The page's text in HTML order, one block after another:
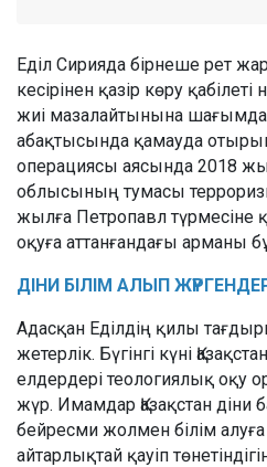
Еділ Сирияда бірнеше рет
кесірінен қазір көру
жиі мазалайтынына
абақтысында қамауда
операциясы аясында 2018
облысының тумасы
жылға Петропавл түрмесіне
оқуға аттанғандағы арманы
ДІНИ БІЛІМ АЛЫП
Адасқан Еділдің қилы
жетерлік. Бүгінгі күні
елдердері теологиялық оқу
жүр. Имамдар Қазақстан діни
бейресми жолмен білім алуға
айтарлықтай қауіп